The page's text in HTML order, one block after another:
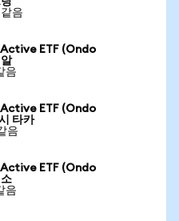
음
ETF (Ondo
음
ETF (Ondo
타카
음
ETF (Ondo
음